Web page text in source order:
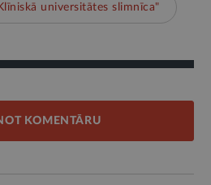
universitātes slimnīca"
KOMENTĀRU